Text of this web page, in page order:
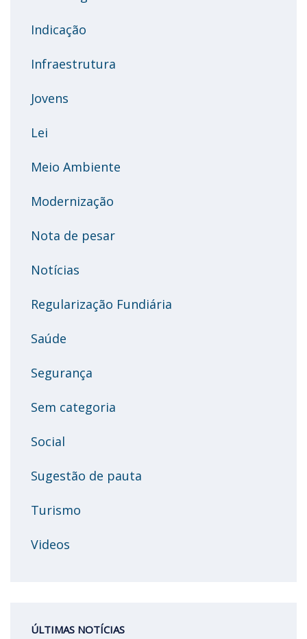
Indicação
Infraestrutura
Jovens
Lei
Meio Ambiente
Modernização
Nota de pesar
Notícias
Regularização Fundiária
Saúde
Segurança
Sem categoria
Social
Sugestão de pauta
Turismo
Videos
ÚLTIMAS NOTÍCIAS